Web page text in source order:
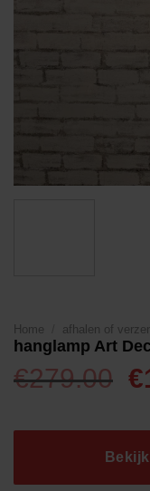
Home afhalen of
hanglamp Art
€279.00 €